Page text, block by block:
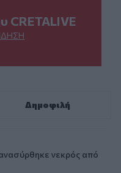
CRETALIVE
Δημοφιλή
νεκρός από